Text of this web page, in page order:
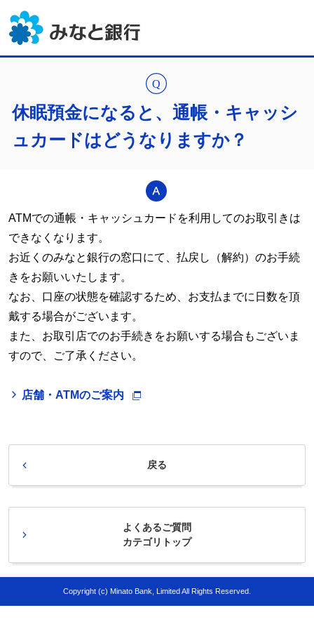
休眠預金になると、通帳・キャッシ
ュカードはどうなりますか？
ATMでの通帳・キャッシュカードを利用してのお取引きは
できなくなります。
お近くのみなと銀行の窓口にて、払戻し（解約）のお手続
きをお願いいたします。
なお、口座の状態を確認するため、お支払までに日数を頂
戴する場合がございます。
また、お取引店でのお手続きをお願いする場合もございま
すので、ご了承ください。
店舗・ATMのご案内
戻る
よくあるご質問
カテゴリトップ
Copyright (c) Minato Bank, Limited All Rights Reserved.